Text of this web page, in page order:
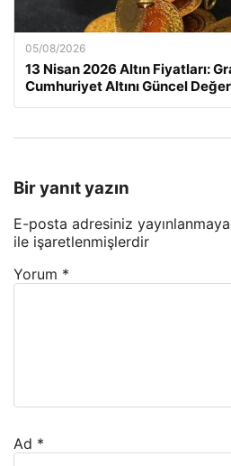
05/08/2026
13 Nisan 2026 Altın Fiyatları:
Cumhuriyet Altını Güncel
Bir yanıt yazın
E-posta adresiniz
ile işaretlenmişlerdir
Yorum *
Ad *